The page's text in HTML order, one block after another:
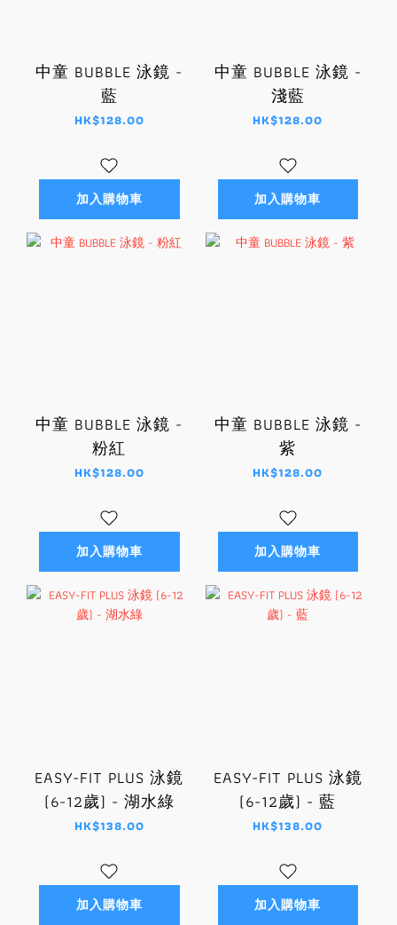
中童 BUBBLE 泳鏡 -
藍
HK$128.00
加入購物車
中童 BUBBLE 泳鏡 -
淺藍
HK$128.00
加入購物車
中童 BUBBLE 泳鏡 -
粉紅
HK$128.00
加入購物車
中童 BUBBLE 泳鏡 -
紫
HK$128.00
加入購物車
EASY-FIT PLUS 泳鏡
(6-12歲) - 湖水綠
HK$138.00
加入購物車
EASY-FIT PLUS 泳鏡
(6-12歲) - 藍
HK$138.00
加入購物車